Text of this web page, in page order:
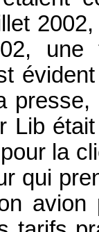
une
Lib
la
qui
avion